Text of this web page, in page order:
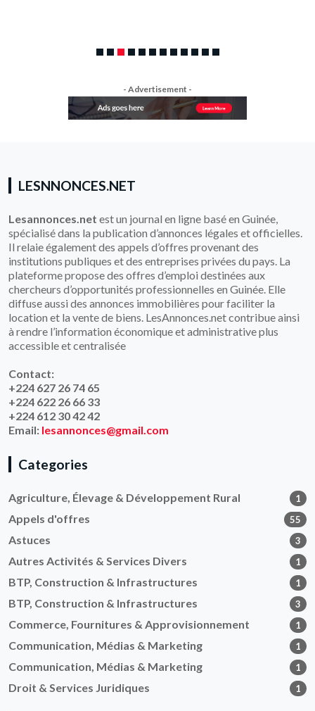
- Advertisement -
LESNNONCES.NET
Lesannonces.net est un journal en ligne basé en Guinée,
spécialisé dans la publication d’annonces légales et officielles.
Il relaie également des appels d’offres provenant des
institutions publiques et des entreprises privées du pays. La
plateforme propose des offres d’emploi destinées aux
chercheurs d’opportunités professionnelles en Guinée. Elle
diffuse aussi des annonces immobilières pour faciliter la
location et la vente de biens. LesAnnonces.net contribue ainsi
à rendre l’information économique et administrative plus
accessible et centralisée
Contact:
+224 627 26 74 65
+224 622 26 66 33
+224 612 30 42 42
Email: lesannonces@gmail.com
Categories
Agriculture, Élevage & Développement Rural 1
Appels d'offres 55
Astuces 3
Autres Activités & Services Divers 1
BTP, Construction & Infrastructures 1
BTP, Construction & Infrastructures 3
Commerce, Fournitures & Approvisionnement 1
Communication, Médias & Marketing 1
Communication, Médias & Marketing 1
Droit & Services Juridiques 1